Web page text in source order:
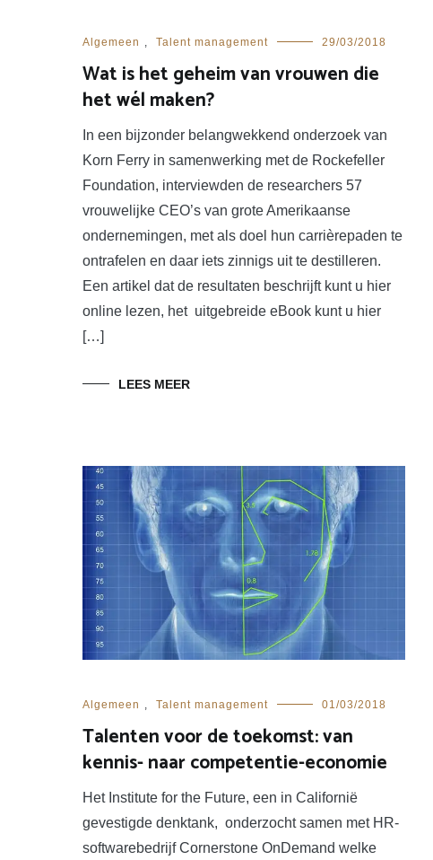
Algemeen , Talent management 29/03/2018
Wat is het geheim van vrouwen die
het wél maken?
In een bijzonder belangwekkend onderzoek van
Korn Ferry in samenwerking met de Rockefeller
Foundation, interviewden de researchers 57
vrouwelijke CEO’s van grote Amerikaanse
ondernemingen, met als doel hun carrièrepaden te
ontrafelen en daar iets zinnigs uit te destilleren.
Een artikel dat de resultaten beschrijft kunt u hier
online lezen, het uitgebreide eBook kunt u hier
[…]
LEES MEER
Algemeen , Talent management 01/03/2018
Talenten voor de toekomst: van
kennis- naar competentie-economie
Het Institute for the Future, een in Californië
gevestigde denktank, onderzocht samen met HR-
softwarebedrijf Cornerstone OnDemand welke